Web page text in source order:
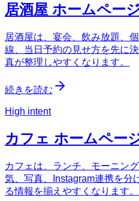
居酒屋 ホームペー
居酒屋は、宴会、飲み放題、
線、当日予約の見せ方を先に
真が整理しやすくなります。
続きを読む
High intent
カフェ ホームペー
カフェは、ランチ、モーニン
気、写真、Instagram連携を分
る情報を揃えやすくなります。